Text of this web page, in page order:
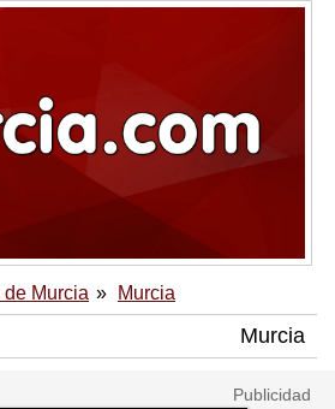
de Murcia Murcia
Murcia